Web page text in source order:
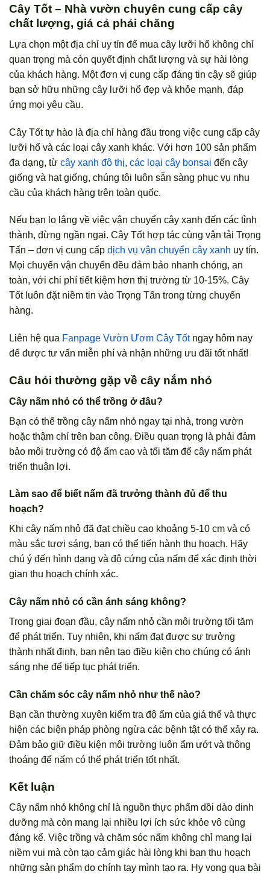
Cây Tốt – Nhà vườn chuyên cung cấp cây
chất lượng, giá cả phải chăng
Lựa chọn một địa chỉ uy tín để mua cây lưỡi hổ không chỉ
quan trọng mà còn quyết định chất lượng và sự hài lòng
của khách hàng. Một đơn vị cung cấp đáng tin cậy sẽ giúp
bạn sở hữu những cây lưỡi hổ đẹp và khỏe mạnh, đáp
ứng mọi yêu cầu.
Cây Tốt tự hào là địa chỉ hàng đầu trong việc cung cấp cây
lưỡi hổ và các loại cây xanh khác. Với hơn 100 sản phẩm
đa dạng, từ cây xanh đô thị, các loại cây bonsai đến cây
giống và hạt giống, chúng tôi luôn sẵn sàng phục vụ nhu
cầu của khách hàng trên toàn quốc.
Nếu bạn lo lắng về việc vận chuyển cây xanh đến các tỉnh
thành, đừng ngần ngại. Cây Tốt hợp tác cùng vận tải Trọng
Tấn – đơn vị cung cấp dịch vụ vận chuyển cây xanh uy tín.
Mọi chuyến vận chuyển đều đảm bảo nhanh chóng, an
toàn, với chi phí tiết kiệm hơn thị trường từ 10-15%. Cây
Tốt luôn đặt niềm tin vào Trọng Tấn trong từng chuyến
hàng.
Liên hệ qua Fanpage Vườn Ươm Cây Tốtngay hôm nay
để được tư vấn miễn phí và nhận những ưu đãi tốt nhất!
Câu hỏi thường gặp về cây nắm nhỏ
Cây nấm nhỏ có thể trồng ở đâu?
Bạn có thể trồng cây nấm nhỏ ngay tại nhà, trong vườn
hoặc thậm chí trên ban công. Điều quan trọng là phải đảm
bảo môi trường có độ ẩm cao và tối tăm để cây nấm phát
triển thuận lợi.
Làm sao để biết nấm đã trưởng thành đủ để thu
hoạch?
Khi cây nấm nhỏ đã đạt chiều cao khoảng 5-10 cm và có
màu sắc tươi sáng, bạn có thể tiến hành thu hoạch. Hãy
chú ý đến hình dạng và độ cứng của nấm để xác định thời
gian thu hoạch chính xác.
Cây nấm nhỏ có cần ánh sáng không?
Trong giai đoạn đầu, cây nấm nhỏ cần môi trường tối tăm
để phát triển. Tuy nhiên, khi nấm đạt được sự trưởng
thành nhất định, bạn nên tạo điều kiện cho chúng có ánh
sáng nhẹ để tiếp tục phát triển.
Cần chăm sóc cây nấm nhỏ như thế nào?
Bạn cần thường xuyên kiểm tra độ ẩm của giá thể và thực
hiện các biện pháp phòng ngừa các bệnh tật có thể xảy ra.
Đảm bảo giữ điều kiện môi trường luôn ẩm ướt và thông
thoáng để nấm có thể phát triển tốt nhất.
Kết luận
Cây nấm nhỏ không chỉ là nguồn thực phẩm dồi dào dinh
dưỡng mà còn mang lại nhiều lợi ích sức khỏe vô cùng
đáng kể. Việc trồng và chăm sóc nấm không chỉ mang lại
niềm vui mà còn tạo cảm giác hài lòng khi bạn thu hoạch
những sản phẩm do chính tay mình tạo ra. Hy vọng qua bài